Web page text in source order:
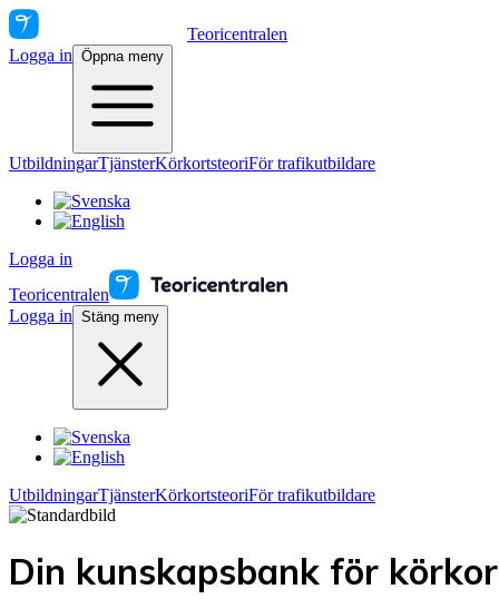
Teoricentralen
Logga in Öppna meny
UtbildningarTjänsterKörkortsteoriFör trafikutbildare
Logga in
Teoricentralen
Logga in Stäng meny
UtbildningarTjänsterKörkortsteoriFör trafikutbildare
Din kunskapsbank för